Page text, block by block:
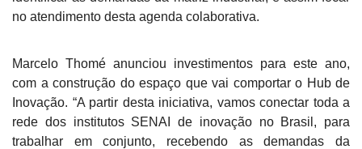
no atendimento desta agenda colaborativa.
Marcelo Thomé anunciou investimentos para este ano,
com a construção do espaço que vai comportar o Hub de
Inovação. “A partir desta iniciativa, vamos conectar toda a
rede dos institutos SENAI de inovação no Brasil, para
trabalhar em conjunto, recebendo as demandas da